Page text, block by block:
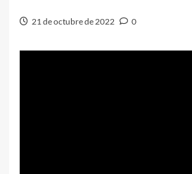
21 de octubre de 2022 0